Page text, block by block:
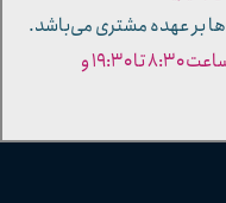
بر عهده مشتری می‌باشد.
- ساعات کاری فروشگاه: شنبه تا چهارشنبه از ساعت ۸:۳۰ تا ۱۹:۳۰ و